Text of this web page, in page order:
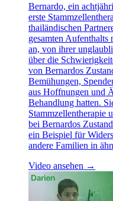
Bernardo, ein
erste
thailändischen
gesamten Aufenthalts
an, von ihrer
über die
von Bernardos
Bemühungen,
aus Hoffnungen und
Behandlung hatten.
Stammzellentherapie
bei Bernardos
ein Beispiel für
andere Familien in
Video ansehen →